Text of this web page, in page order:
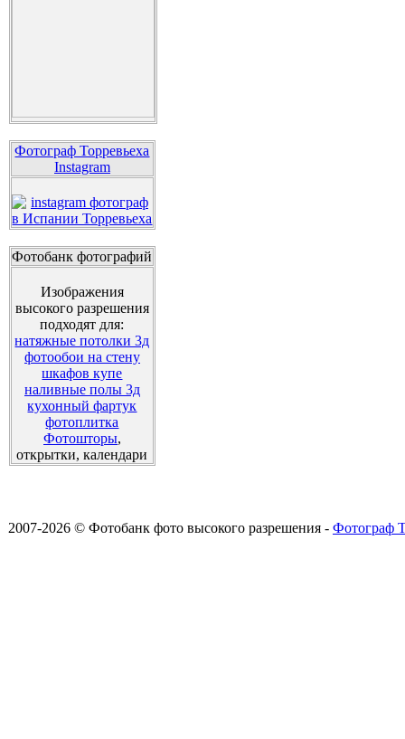
Фотограф Торревьеха
Instagram
Фотобанк фотографий
Изображения
высокого разрешения
подходят для:
натяжные потолки 3д
фотообои на стену
шкафов купе
наливные полы 3д
кухонный фартук
фотоплитка
Фотошторы,
открытки, календари
2007-2026 © Фотобанк фото высокого разрешения - Фотограф